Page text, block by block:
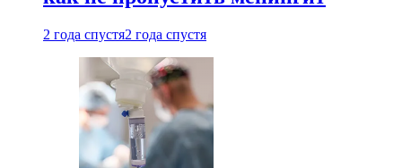
2 года спустя2 года спустя